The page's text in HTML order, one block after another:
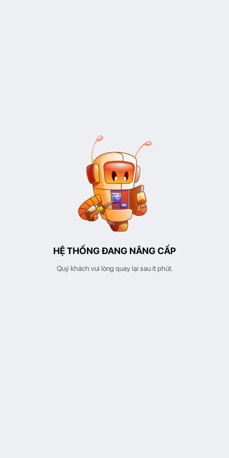
HỆ THỐNG ĐANG NÂNG CẤP
Quý khách vui lòng quay lại sau ít phút.